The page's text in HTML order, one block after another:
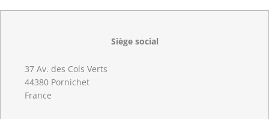
Siège social
37 Av. des Cols Verts
44380 Pornichet
France